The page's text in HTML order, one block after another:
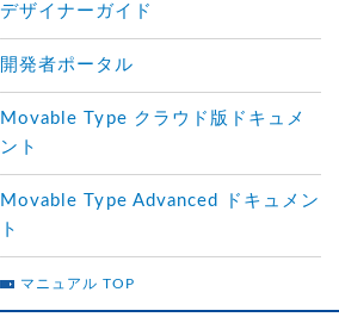
デザイナーガイド
開発者ポータル
Movable Type クラウド版ドキュメ
ント
Movable Type Advanced ドキュメン
ト
マニュアル TOP